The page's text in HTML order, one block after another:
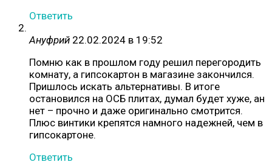
Ответить
Ануфрий 22.02.2024 в 19:52
Помню как в прошлом году решил перегородить
комнату, а гипсокартон в магазине закончился.
Пришлось искать альтернативы. В итоге
остановился на ОСБ плитах, думал будет хуже, ан
нет – прочно и даже оригинально смотрится.
Плюс винтики крепятся намного надежней, чем в
гипсокартоне.
Ответить